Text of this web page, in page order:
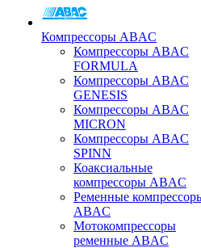
Компрессоры ABAC
Компрессоры ABAC
FORMULA
Компрессоры ABAC
GENESIS
Компрессоры ABAC
MICRON
Компрессоры ABAC
SPINN
Коаксиальные
компрессоры ABAC
Ременные
ABAC
Мотокомпрессоры
ременные ABAC